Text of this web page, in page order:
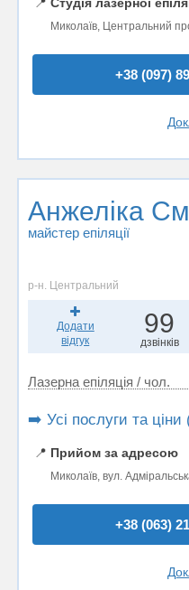
Миколаїв, Центральний
+38 (097)
Анжеліка
майстер епіляції
р-н. Центральний
Додати
відгук
99
дзвінків
Лазерна епіляція / чол.
➡️ Усі послуги та ціни
📍 Прийом за адресою
Миколаїв, вул.
+38 (063)